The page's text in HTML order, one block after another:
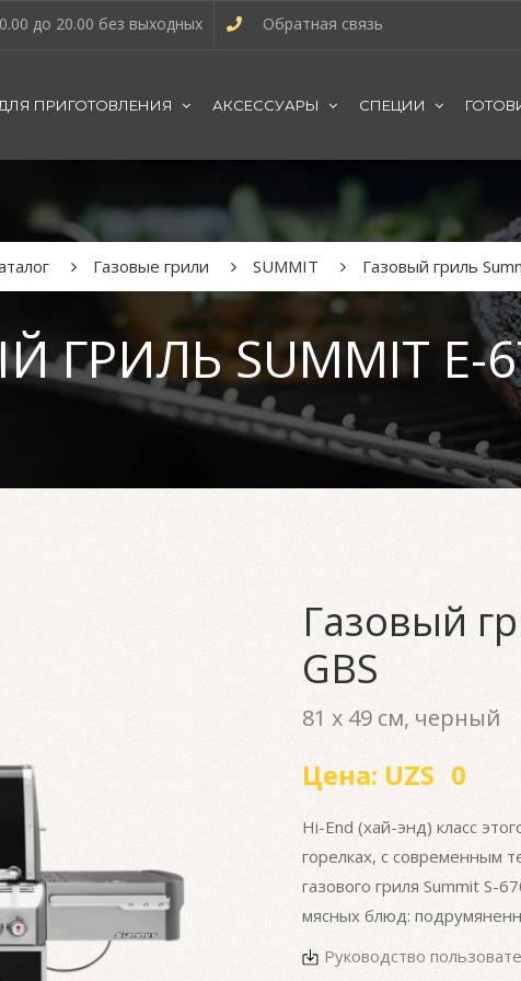
до 20.00 без выходных Обратная связь
ПРИГОТОВЛЕНИЯ АКСЕССУАРЫ СПЕЦИИ
ГРИЛЬ SUMMIT E-
Газовые грили SUMMIT Газовый гриль
Газовый
GBS
81 x 49 см, черный
Цена: UZS 0
Hi-End (хай-энд) класс
горелках, с современным
газового гриля Summit S-
мясных блюд:
Руководство